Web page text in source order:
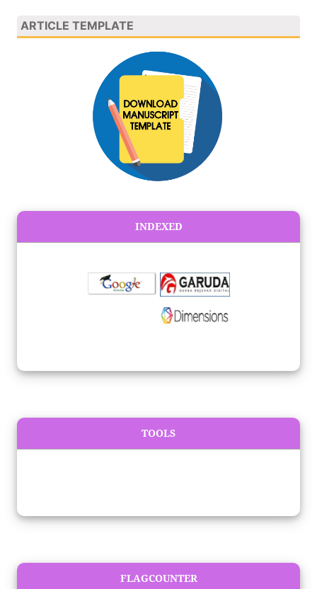
ARTICLE TEMPLATE
INDEXED
TOOLS
FLAGCOUNTER